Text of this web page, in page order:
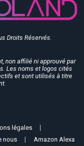
Droits Réservés.
non affilié ni approuvé par
Les noms et logos cités
et sont utilisés à titre
légales
nous Amazon Alexa